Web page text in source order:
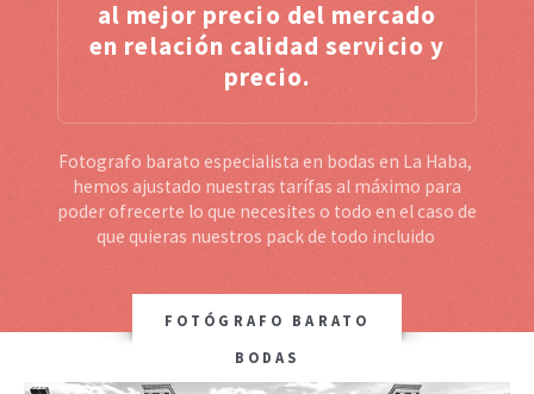
al mejor precio del mercado
en relación calidad servicio y
precio.
Fotografo barato especialista en bodas en La Haba,
hemos ajustado nuestras tarífas al máximo para
poder ofrecerte lo que necesites o todo en el caso de
que quieras nuestros pack de todo incluido
FOTÓGRAFO BARATO
BODAS